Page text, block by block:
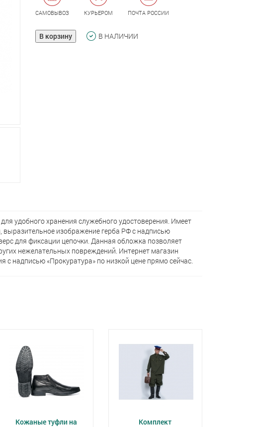
САМОВЫВОЗ КУРЬЕРОМ ПОЧТА РОССИИ
В корзину В НАЛИЧИИ
удобного хранения служебного удостоверения. Имеет
выразительное изображение герба РФ с надписью
для фиксации цепочки. Данная обложка позволяет
нежелательных повреждений. Интернет магазин
с надписью «Прокуратура» по низкой цене прямо сейчас.
Кожаные туфли на
Комплект